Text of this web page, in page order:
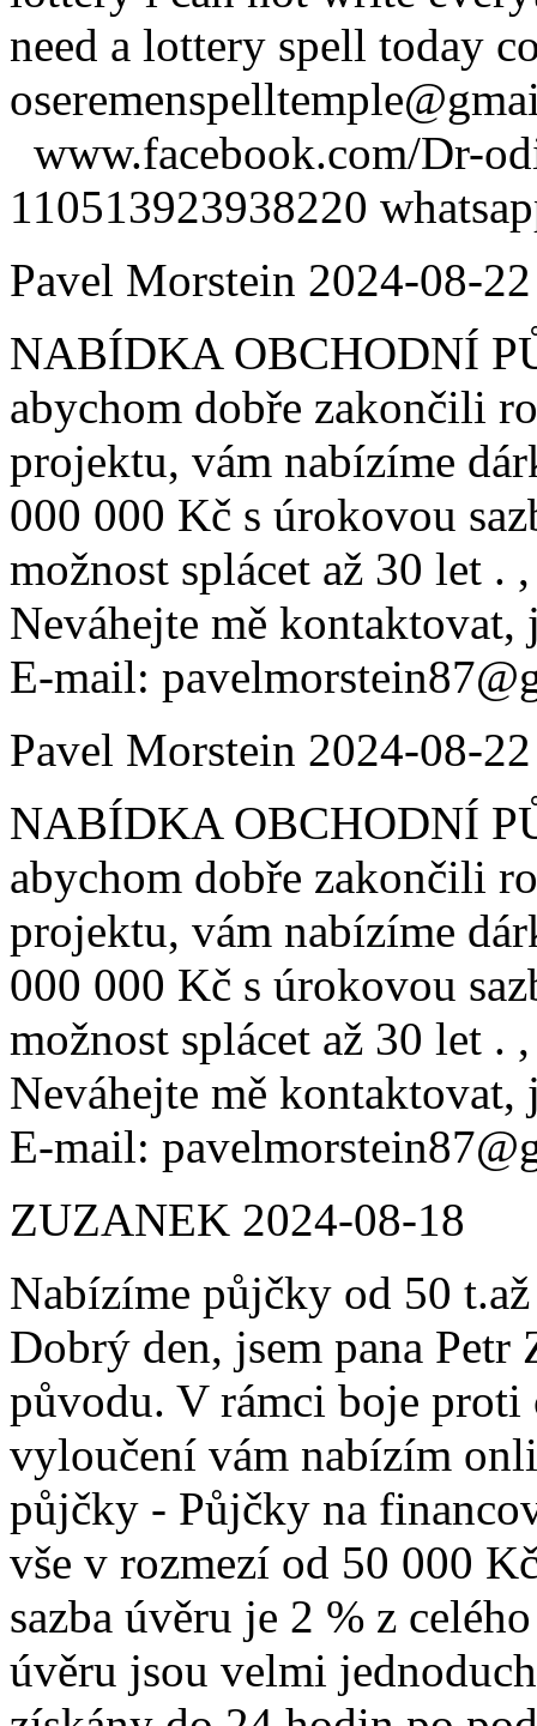
need a lottery spell today
www.facebook.com/Dr-
110513923938220
Pavel Morstein 2024-08-22
NABÍDKA OBCHODNÍ
abychom dobře zakončili
projektu, vám nabízíme
000 000 Kč s úrokovou
možnost splácet až 30 let .
Neváhejte mě
E-mail:
Pavel Morstein 2024-08-22
NABÍDKA OBCHODNÍ
abychom dobře zakončili
projektu, vám nabízíme
000 000 Kč s úrokovou
možnost splácet až 30 let .
Neváhejte mě
E-mail:
ZUZANEK 2024-08-18
Nabízíme půjčky od 50
Dobrý den, jsem pana Petr
původu. V rámci boje proti
vyloučení vám nabízím
půjčky - Půjčky na
vše v rozmezí od 50 000
sazba úvěru je 2 % z
úvěru jsou velmi